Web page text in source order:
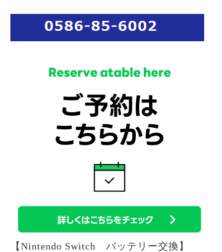
【Nintendo Switch バッテリー交換】